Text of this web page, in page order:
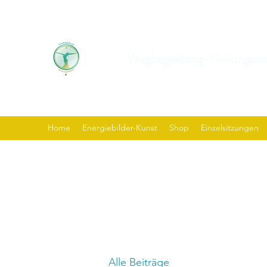
Home Energiebilder-Kunst Shop Einzelsitzungen
Alle Beiträge